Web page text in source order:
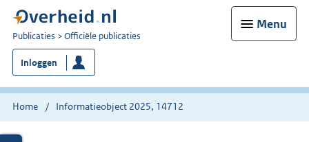
Menu
U
bent
nu
hier:
Publicaties Officiële publicaties
Inloggen
Home Informatieobject 2025, 14712